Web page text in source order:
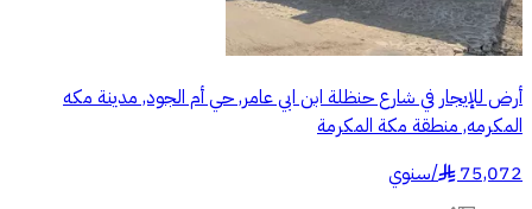
أرض للإيجار في شارع حنظلة ابن ابي عامر, حي أم الجود, مدينة مكه
المكرمه, منطقة مكة المكرمة
75,072
§
/سنوي